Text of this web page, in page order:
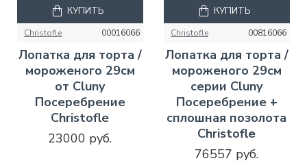
Christofle 00016066
Лопатка для торта /
мороженого 29см
от Cluny
Посеребрение
Christofle
23000 руб.
КУПИТЬ
Christofle 00816066
Лопатка для торта /
мороженого 29см
серии Cluny
Посеребрение +
сплошная позолота
Christofle
76557 руб.
КУПИТЬ